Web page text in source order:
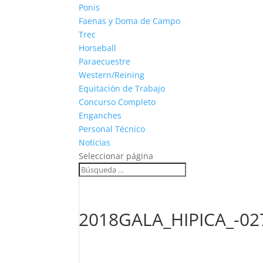
Ponis
Faenas y Doma de Campo
Trec
Horseball
Paraecuestre
Western/Reining
Equitación de Trabajo
Concurso Completo
Enganches
Personal Técnico
Noticias
Seleccionar página
2018GALA_HIPICA_-